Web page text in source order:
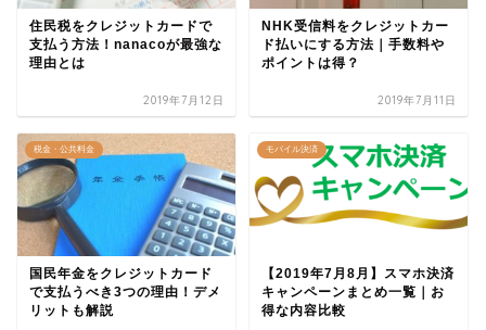
住民税をクレジットカードで
支払う方法！nanacoが最強な
理由とは
2019年7月12日
NHK受信料をクレジットカー
ド払いにする方法｜手数料や
ポイントは得？
2019年7月11日
税金・公共料金
国民年金をクレジットカード
で支払うべき3つの理由！デメ
リットも解説
モバイル決済
【2019年7月8月】スマホ決済
キャンペーンまとめ一覧｜お
得な内容比較